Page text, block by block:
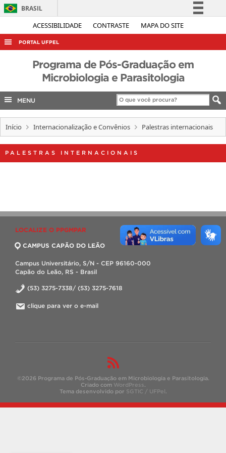
ACESSIBILIDADE CONTRASTE MAPA DO SITE
BRASIL
Simplifique!
Acesso à informação
Legislação
Canais
PORTAL UFPEL
AUDITORIA
CONCURSOS
EDITAIS
INTERNACIONAL
OUVIDORIA
Programa de Pós-Graduação em
Microbiologia e Parasitologia
MENU
Início Internacionalização e Convênios Palestras internacionais
PALESTRAS INTERNACIONAIS
LOCALIZE O PPGMPAR
CAMPUS CAPÃO DO LEÃO
Campus Universitário, S/N - CEP 96160-000
Capão do Leão, RS - Brasil
(53) 3275-7338/ (53) 3275-7618
clique para ver o e-mail
©2026 Programa de Pós-Graduação em Microbiologia e Parasitologia.
Criado com WordPress.
Tema desenvolvido por SGTIC / UFPel.